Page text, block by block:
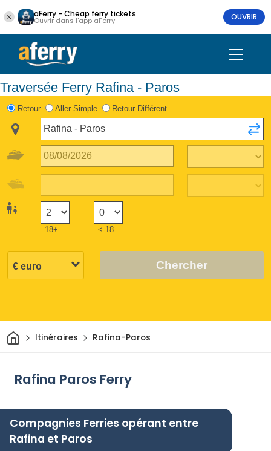
aFerry - Cheap ferry tickets
Ouvrir dans l'app aFerry OUVRIR
Traversée Ferry Rafina - Paros
Retour Aller Simple Retour Différent
18+ < 18
Chercher
Maison
Itinéraires Rafina-Paros
Rafina Paros Ferry
Compagnies Ferries opérant entre
Rafina et Paros